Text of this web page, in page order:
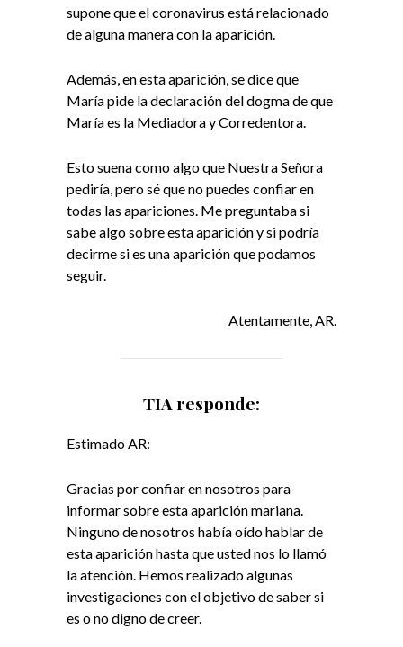
supone que el coronavirus está relacionado
de alguna manera con la aparición.
Además, en esta aparición, se dice que
María pide la declaración del dogma de que
María es la Mediadora y Corredentora.
Esto suena como algo que Nuestra Señora
pediría, pero sé que no puedes confiar en
todas las apariciones. Me preguntaba si
sabe algo sobre esta aparición y si podría
decirme si es una aparición que podamos
seguir.
Atentamente,AR.
TIA responde:
Estimado AR:
Gracias por confiar en nosotros para
informar sobre esta aparición mariana.
Ninguno de nosotros había oído hablar de
esta aparición hasta que usted nos lo llamó
la atención. Hemos realizado algunas
investigaciones con el objetivo de saber si
es o no digno de creer.